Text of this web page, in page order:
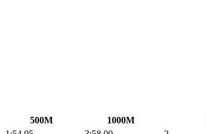
500M 1000M